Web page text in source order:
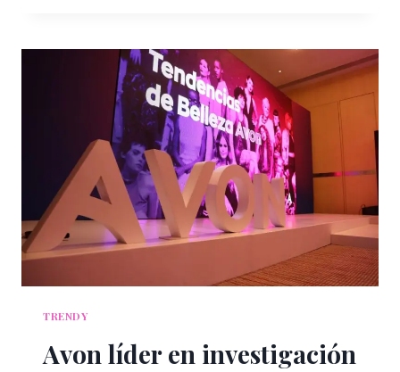
DE
PLATA,
SU
COLECCIÓN
PARA
EL
DÍA
DE
MUERTOS
TRENDY
Avon líder en investigación